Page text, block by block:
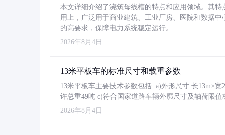
本文详细介绍了浇筑母线槽的特点和应用领域。其
用上，广泛用于商业建筑、工业厂房、医院和数据
的高要求，保障电力系统稳定运行。
2026年8月4日
13米平板车的标准尺寸和载重参数
13米平板车主要技术参数包括: a)外形尺寸:长13m×
许总重49吨 c)符合国家道路车辆外廓尺寸及轴荷限值
2026年8月4日